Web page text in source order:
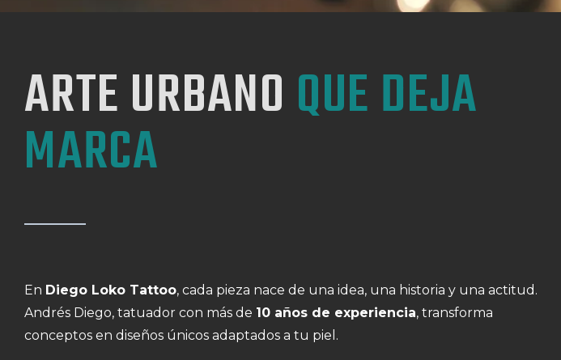
ARTE URBANO QUE DEJA
MARCA
En Diego Loko Tattoo, cada pieza nace de una idea, una historia y una actitud.
Andrés Diego, tatuador con más de 10 años de experiencia, transforma
conceptos en diseños únicos adaptados a tu piel.